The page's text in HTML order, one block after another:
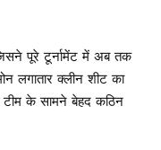
पूरे टूर्नामेंट में अब तक
लगातार क्लीन शीट का
टीम के सामने बेहद कठिन